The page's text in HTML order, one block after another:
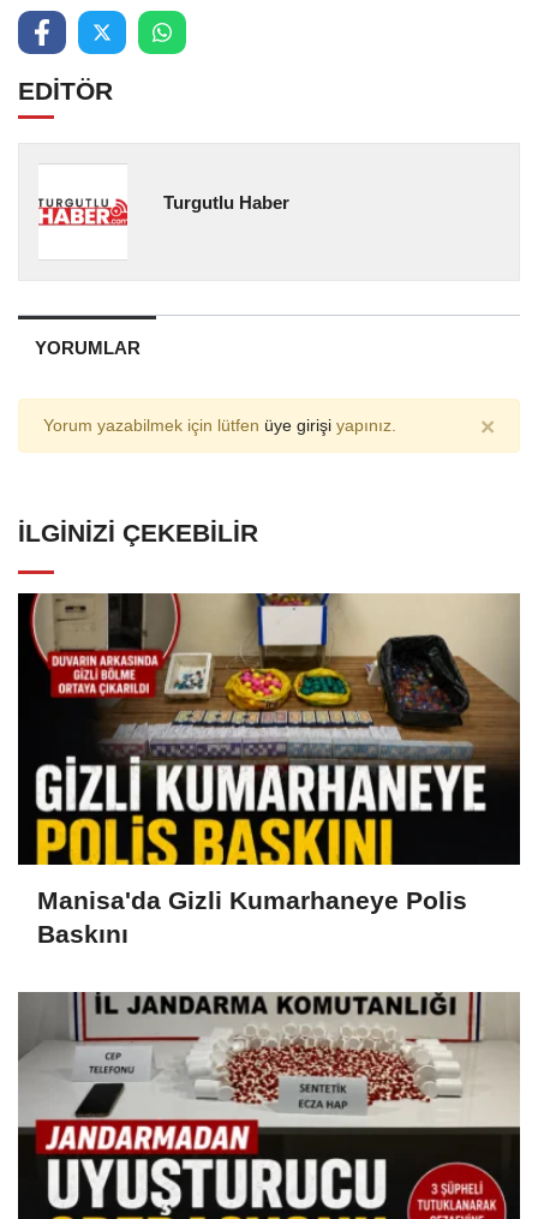
EDİTÖR
Turgutlu Haber
YORUMLAR
Yorum yazabilmek için lütfen üye girişi yapınız. ×
İLGINIZI ÇEKEBILIR
Manisa'da Gizli Kumarhaneye Polis
Baskını